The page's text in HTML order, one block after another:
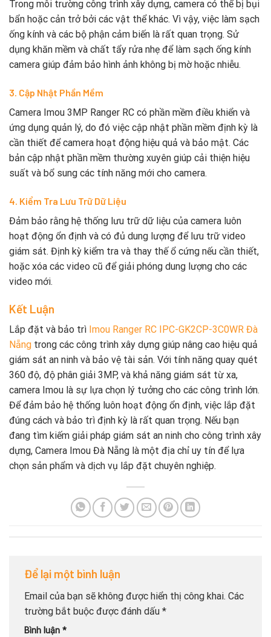
Trong môi trường công trình xây dựng, camera có thể bị bụi
bẩn hoặc cản trở bởi các vật thể khác. Vì vậy, việc làm sạch
ống kính và các bộ phận cảm biến là rất quan trọng. Sử
dụng khăn mềm và chất tẩy rửa nhẹ để làm sạch ống kính
camera giúp đảm bảo hình ảnh không bị mờ hoặc nhiễu.
3. Cập Nhật Phần Mềm
Camera Imou 3MP Ranger RC có phần mềm điều khiển và
ứng dụng quản lý, do đó việc cập nhật phần mềm định kỳ là
cần thiết để camera hoạt động hiệu quả và bảo mật. Các
bản cập nhật phần mềm thường xuyên giúp cải thiện hiệu
suất và bổ sung các tính năng mới cho camera.
4. Kiểm Tra Lưu Trữ Dữ Liệu
Đảm bảo rằng hệ thống lưu trữ dữ liệu của camera luôn
hoạt động ổn định và có đủ dung lượng để lưu trữ video
giám sát. Định kỳ kiểm tra và thay thế ổ cứng nếu cần thiết,
hoặc xóa các video cũ để giải phóng dung lượng cho các
video mới.
Kết Luận
Lắp đặt và bảo trì Imou Ranger RC IPC-GK2CP-3C0WR Đà
Nẵng trong các công trình xây dựng giúp nâng cao hiệu quả
giám sát an ninh và bảo vệ tài sản. Với tính năng quay quét
360 độ, độ phân giải 3MP, và khả năng giám sát từ xa,
camera Imou là sự lựa chọn lý tưởng cho các công trình lớn.
Để đảm bảo hệ thống luôn hoạt động ổn định, việc lắp đặt
đúng cách và bảo trì định kỳ là rất quan trọng. Nếu bạn
đang tìm kiếm giải pháp giám sát an ninh cho công trình xây
dựng, Camera Imou Đà Nẵng là một địa chỉ uy tín để lựa
chọn sản phẩm và dịch vụ lắp đặt chuyên nghiệp.
Để lại một bình luận
Email của bạn sẽ không được hiển thị công khai. Các
trường bắt buộc được đánh dấu *
Bình luận *